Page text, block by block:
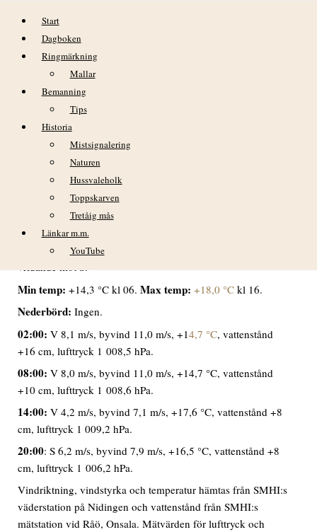
Hoppa till innehåll
Start
Dagboken
Ringmärkning
Mallar
Bemanning
Tips
Historia
Mistsignalering
Naturen
Hussvaleholk
Toppskarven
Tretåig mås
Länkar m.m.
YouTube
DAGBOK NIDINGENS FÅGELSTATION
– TISDAG 25 AUGUSTI 2020
VÄDER
Växlande molnighet, mestadels klart och soligt. På
eftermiddagen avtagande vindar och vid kl 17 var det i
princip vindstilla en stund. Framåt kvällen tilltagande vindar
vridande mot S.
Min temp:+14,3 °C kl 06.Max temp:+18,0 °C kl 16.
Nederbörd: Ingen.
02:00: V 8,1 m/s, byvind 11,0 m/s, +14,7 °C, vattenstånd
+16 cm, lufttryck 1 008,5 hPa.
08:00: V 8,0 m/s, byvind 11,0 m/s, +14,7 °C, vattenstånd
+10 cm, lufttryck 1 008,6 hPa.
14:00: V 4,2 m/s, byvind 7,1 m/s, +17,6 °C, vattenstånd +8
cm, lufttryck 1 009,2 hPa.
20:00: S 6,2 m/s, byvind 7,9 m/s, +16,5 °C, vattenstånd +8
cm, lufttryck 1 006,2 hPa.
Vindriktning, vindstyrka och temperatur hämtas från SMHI:s
väderstation på Nidingen och vattenstånd från SMHI:s
mätstation vid Råö, Onsala. Mätvärden för lufttryck och